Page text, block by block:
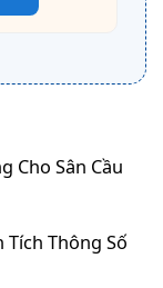
Cho Sân Cầu
Tích Thông Số